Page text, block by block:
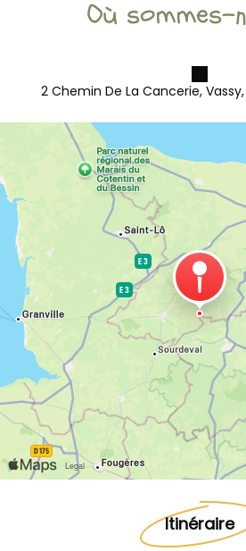
Où sommes-
2 Chemin De La Cancerie, Vassy,
Itinéraire